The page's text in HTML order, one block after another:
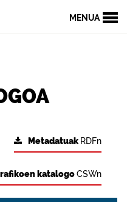
MENUA
Metadatuak RDFn
katalogoCSWn